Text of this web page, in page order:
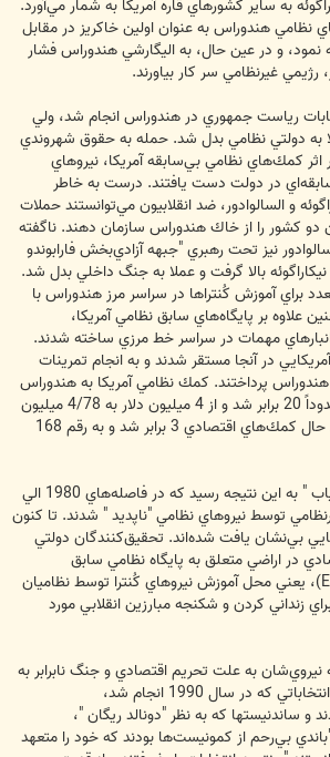
به ساير كشورهاي قاره آمريكا به شمار مي‌آورد.
نظامي هندوراس به عنوان اولين خاكريز در مقابل
و در عين حال، به اليگارشي هندوراس فشار
غيرنظامي سر كار بياورند.
در سال 1981 انتخابات رياست جمهوري در هندوراس انجام شد، ولي
به دولتي نظامي بدل شد. حمله به حقوق شهروندي
كمك‌هاي نظامي بي‌سابقه آمريكا، نيروهاي
در دولت دست يافتند. درست به خاطر
و السالوادور، ضد انقلابيون مي‌توانستند حملات
دو كشور را از خاك هندوراس سازمان دهند. ناگفته
نيز تحت رهبري "جبهه آزادي‌بخش فارابوندو
بالا گرفت و عملا به جنگ داخلي بدل شد.
براي آموزش كُنتراها در سراسر مرز هندوراس با
علاوه بر پايگاه‌هاي سابق نظامي آمريكا،
مهمات در سراسر خط مرزي ساخته شدند.
در آنجا مستقر شدند و به انجام تمرينات
پرداختند. كمك نظامي آمريكا به هندوراس
از سال 1980 تا 1984، حدوداً 20 برابر شد و از 4 ميليون دلار به 4/78 ميليون
دلار افزايش يافت. در عين حال كمك‌هاي اقتصادي 3 برابر شد و به رقم 168
بعدها "كميسيون حقيقت‌ياب " به اين نتيجه رسيد كه در فاصله‌هاي 1980 الي
مردم غيرنظامي توسط نيروهاي نظامي "ناپديد " شدند. تا كنون
بي‌نشان يافت شده‌اند. تحقيق‌كنندگان دولتي
در اراضي متعلق به پايگاه نظامي سابق
"اِل‌آگواكاته "(El Aguacato)، يعني محل آموزش نيروهاي كُنترا توسط نظاميان
زنداني كردن و شكنجه مبارزين انقلابي مورد
نيروي‌شان به علت تحريم اقتصادي و جنگ نابرابر به
شدت تحليل رفته بود، در انتخاباتي كه در سال 1990 انجام شد،
و ساندنيستها كه به نظر "دونالد ريگان "،
بي‌رحم از كمونيست‌ها بودند كه خود را متعهد